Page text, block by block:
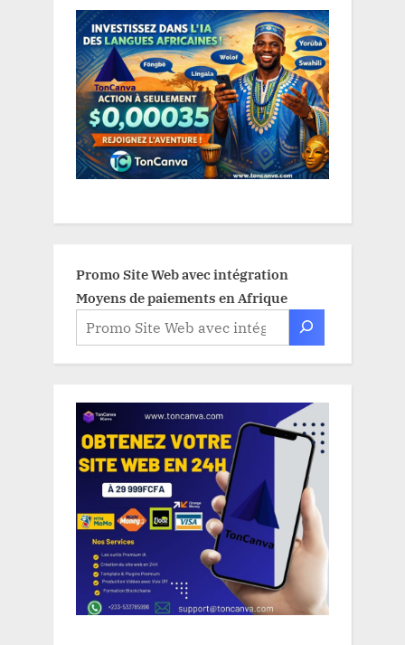
Promo Site Web avec intégration
Moyens de paiements en Afrique